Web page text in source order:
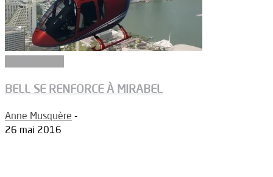
BELL SE RENFORCE À MIRABEL
Anne Musquère -
26 mai 2016